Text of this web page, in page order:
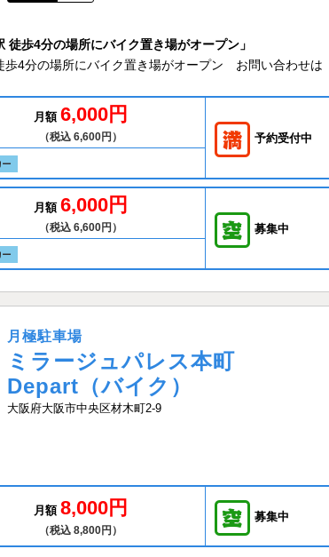
歩4分の場所にバイク置き場がオープン」
歩4分の場所にバイク置き場がオープン お問い合わせは
月額 6,000円
（税込 6,600円） 予約受付中
月額 6,000円
（税込 6,600円） 募集中
月極駐車場
ミラージュパレス本町
Depart（バイク）
大阪府大阪市中央区材木町2-9
月額 8,000円
（税込 8,800円）
募集中